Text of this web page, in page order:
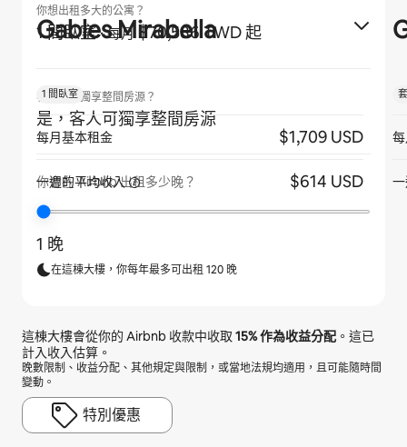
你想出租多大的公寓？
1 間臥室·每月 $70,586 TWD 起
客人是否獨享整間房源？
是，客人可獨享整間房源
你會在 Airbnb 出租多少晚？
1 晚
在這棟大樓，你每年最多可出租 120 晚
這棟大樓會從你的 Airbnb 收款中收取 15%作為收益分配 。這已
計入收入估算。
晚數限制、收益分配、其他規定與限制，或當地法規均適用，且可能隨時間
變動。
特別優惠
Gables Mirabella
1 間臥室
每月基本租金 $1,709 USD
一週的平均收入 $614 USD